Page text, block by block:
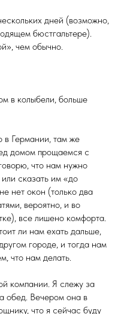
дней (возможно,
бюстгальтере).
чем обычно.
в колыбели, больше
в Германии, там же
домом прощаемся с
что нам нужно
сказать им «до
нет окон (только два
вероятно, и во
все лишено комфорта.
ли нам ехать дальше,
городе, и тогда нам
что нам делать.
компании. Я слежу за
обед. Вечером она в
что я сейчас буду